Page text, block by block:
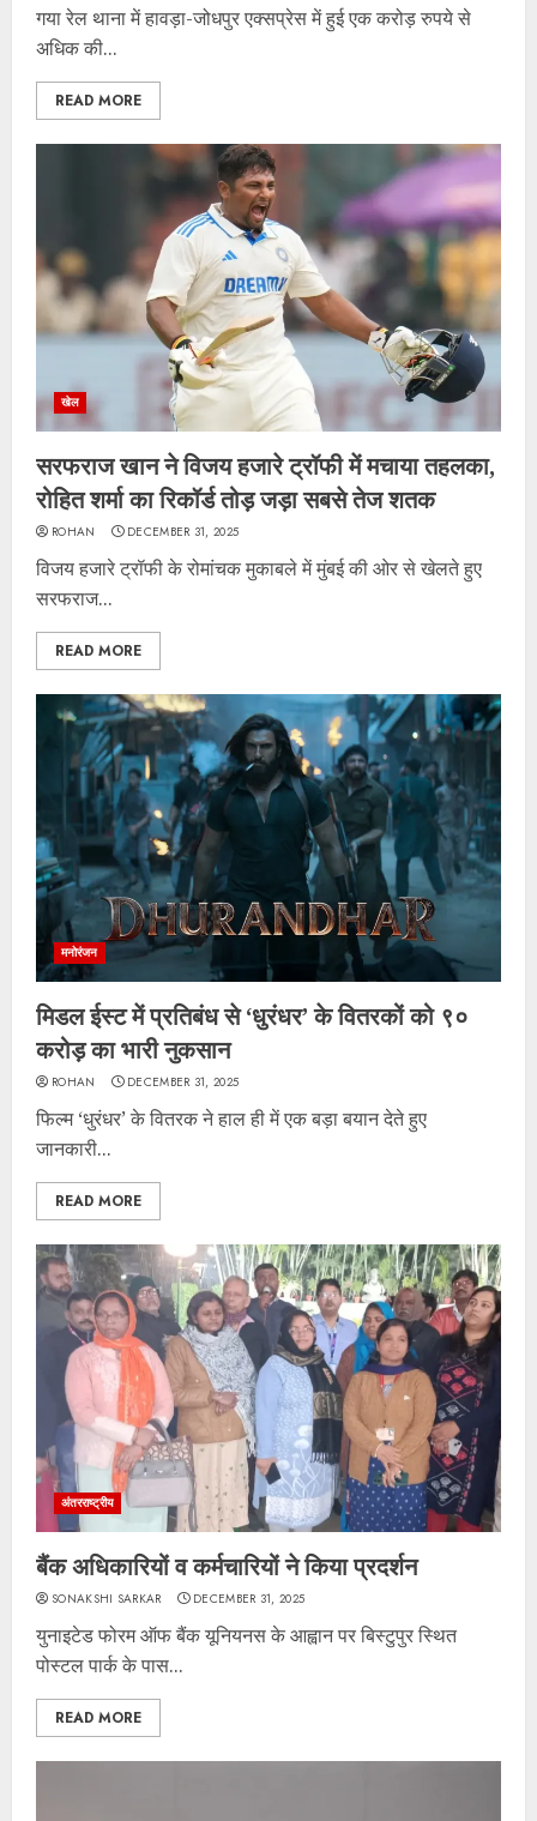
गया रेल थाना में हावड़ा-जोधपुर एक्सप्रेस में हुई एक करोड़ रुपये से
अधिक की...
READ MORE
खेल
सरफराज खान ने विजय हजारे ट्रॉफी में मचाया तहलका,
रोहित शर्मा का रिकॉर्ड तोड़ जड़ा सबसे तेज शतक
ROHAN DECEMBER 31, 2025
विजय हजारे ट्रॉफी के रोमांचक मुकाबले में मुंबई की ओर से खेलते हुए
सरफराज...
READ MORE
मनोरंजन
मिडल ईस्ट में प्रतिबंध से ‘धुरंधर’ के वितरकों को ९०
करोड़ का भारी नुकसान
ROHAN DECEMBER 31, 2025
फिल्म ‘धुरंधर’ के वितरक ने हाल ही में एक बड़ा बयान देते हुए
जानकारी...
READ MORE
अंतरराष्ट्रीय
बैंक अधिकारियों व कर्मचारियों ने किया प्रदर्शन
SONAKSHI SARKAR DECEMBER 31, 2025
युनाइटेड फोरम ऑफ बैंक यूनियनस के आह्वान पर बिस्टुपुर स्थित
पोस्टल पार्क के पास...
READ MORE